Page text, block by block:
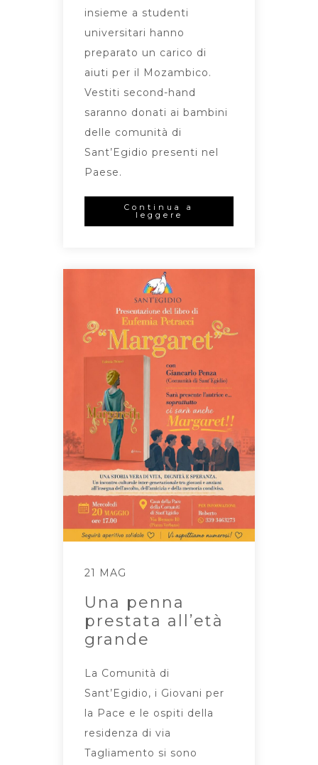
insieme a studenti
universitari hanno
preparato un carico di
aiuti per il Mozambico.
Vestiti second-hand
saranno donati ai bambini
delle comunità di
Sant’Egidio presenti nel
Paese.
Continua a
leggere
21 MAG
Una penna
prestata all’età
grande
La Comunità di
Sant’Egidio, i Giovani per
la Pace e le ospiti della
residenza di via
Tagliamento si sono